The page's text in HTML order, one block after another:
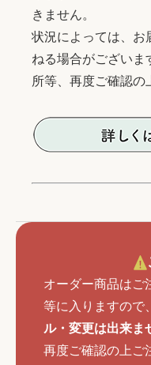
きません。
状況によっては、お
ねる場合がございま
所等、再度ご確認の
オーダー商品はご
等に入りますので、
ル・変更は出来ま
再度ご確認の上ご